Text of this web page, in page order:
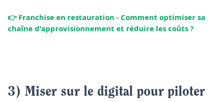
👉 Franchise en restauration - Comment optimiser sa
chaîne d'approvisionnement et réduire les coûts ?
3) Miser sur le digital pour piloter